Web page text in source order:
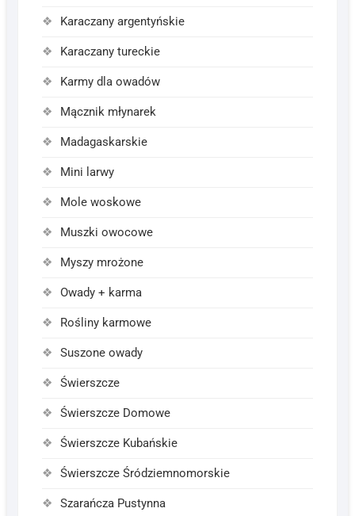
Karaczany argentyńskie
Karaczany tureckie
Karmy dla owadów
Mącznik młynarek
Madagaskarskie
Mini larwy
Mole woskowe
Muszki owocowe
Myszy mrożone
Owady + karma
Rośliny karmowe
Suszone owady
Świerszcze
Świerszcze Domowe
Świerszcze Kubańskie
Świerszcze Śródziemnomorskie
Szarańcza Pustynna